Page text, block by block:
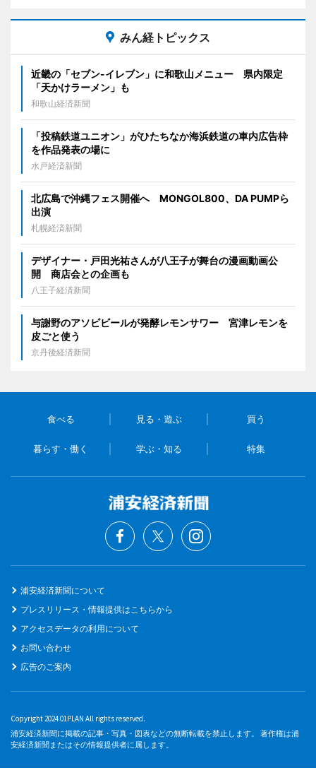
みん経トピックス
近畿の「セブン-イレブン」に和歌山メニュー 県内限定
「天かけラーメン」も
和歌山経済新聞
「投稿鉄道ユニオン」がひたちなか海浜鉄道の車内広告枠
を作品発表の場に
水戸経済新聞
北広島で沖縄フェス開催へ MONGOL800、DA PUMPら
出演
札幌経済新聞
デザイナー・戸田光祐さんが八王子が舞台の漫画動画公
開 商店会との企画も
八王子経済新聞
与謝野のアソビビールが発酵レモンサワー 宮津レモンを
皮ごと使う
京丹後経済新聞
食べる 見る・遊ぶ 買う
暮らす・働く 学ぶ・知る 特集
浦安経済新聞について
プレスリリース・情報提供はこちらから
アクセスデータの利用について
お問い合わせ
広告のご案内
Copyright 2024 01PLAN All rights reserved.
浦安経済新聞に掲載の記事・写真・図表などの無断転載を禁止します。 著作権は浦
安経済新聞またはその情報提供者に属します。